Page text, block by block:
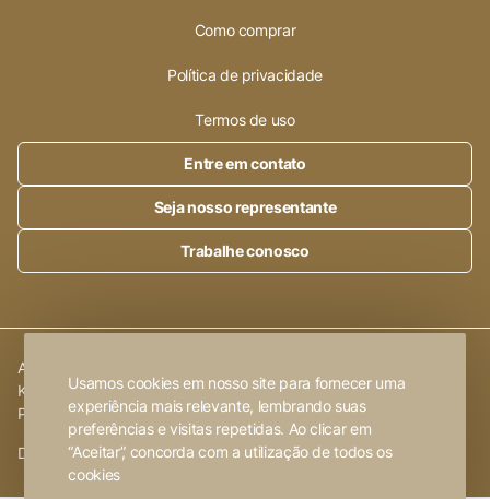
Usamos cookies em nosso site para fornecer uma
experiência mais relevante, lembrando suas
preferências e visitas repetidas. Ao clicar em
“Aceitar”, concorda com a utilização de todos os
cookies
Como comprar
Política de privacidade
Termos de uso
Entre em contato
Seja nosso representante
Trabalhe conosco
Alleanza Cerâmica | CNPJ.:
Km 101,6
Porto Ferreira-SP
Desenvolvido porFW2 Propaganda ❤